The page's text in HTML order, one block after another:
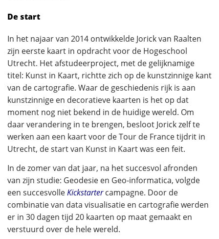
De start
In het najaar van 2014 ontwikkelde Jorick van Raalten
zijn eerste kaart in opdracht voor de Hogeschool
Utrecht. Het afstudeerproject, met de gelijknamige
titel: Kunst in Kaart, richtte zich op de kunstzinnige kant
van de cartografie. Waar de geschiedenis rijk is aan
kunstzinnige en decoratieve kaarten is het op dat
moment nog niet bekend in de huidige wereld. Om
daar verandering in te brengen, besloot Jorick zelf te
werken aan een kaart voor de Tour de France tijdrit in
Utrecht, de start van Kunst in Kaart was een feit.
In de zomer van dat jaar, na het succesvol afronden
van zijn studie: Geodesie en Geo-informatica, volgde
een succesvolleKickstartercampagne. Door de
combinatie van data visualisatie en cartografie werden
er in 30 dagen tijd 20 kaarten op maat gemaakt en
verstuurd over de hele wereld.